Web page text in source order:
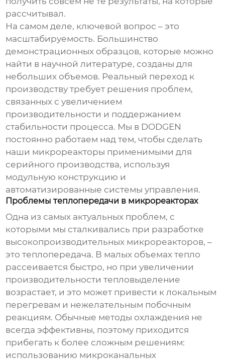
рассчитывал.
На самом деле, ключевой вопрос – это
масштабируемость. Большинство
демонстрационных образцов, которые можно
найти в научной литературе, созданы для
небольших объемов. Реальный переход к
производству требует решения проблем,
связанных с увеличением
производительности и поддержанием
стабильности процесса. Мы в DODGEN
постоянно работаем над тем, чтобы сделать
наши микрореакторы применимыми для
серийного производства, используя
модульную конструкцию и
автоматизированные системы управления.
Проблемы теплопередачи в микрореакторах
Одна из самых актуальных проблем, с
которыми мы сталкивались при разработке
высокопроизводительных микрореакторов, –
это теплопередача. В малых объемах тепло
рассеивается быстро, но при увеличении
производительности тепловыделение
возрастает, и это может привести к локальным
перегревам и нежелательным побочным
реакциям. Обычные методы охлаждения не
всегда эффективны, поэтому приходится
прибегать к более сложным решениям:
использованию микроканальных